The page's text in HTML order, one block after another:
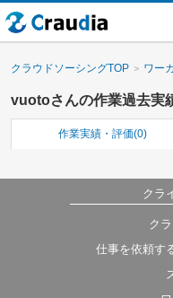
クラウドソーシングTOP ワー
vuotoさんの作業過去実
作業実績・評価(0)
クラ
ク
仕事を依頼す